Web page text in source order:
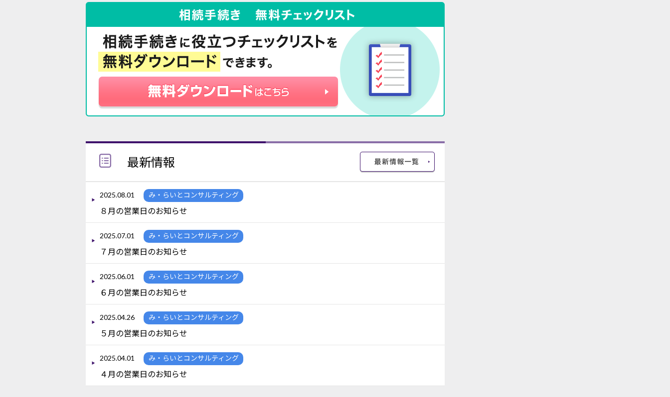
最新情報
2025.08.01 み・らいとコンサルティング
８月の営業日のお知らせ
2025.07.01 み・らいとコンサルティング
７月の営業日のお知らせ
2025.06.01 み・らいとコンサルティング
６月の営業日のお知らせ
2025.04.26 み・らいとコンサルティング
５月の営業日のお知らせ
2025.04.01 み・らいとコンサルティング
４月の営業日のお知らせ